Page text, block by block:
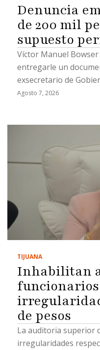
Denuncia
de 200 mil
supuesto
Víctor Manuel
entregarle un
exsecretario de
además señala a dos
Agosto 7, 2026
TIJUANA
Inhabilitan
de pesos
La auditoria superior
irregularidades